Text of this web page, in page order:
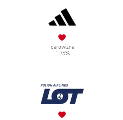
darowizna
1.75%